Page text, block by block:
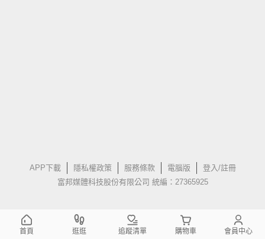
APP下載 隱私權政策 服務條款 電腦版
登入/註冊
富邦媒體科技股份有限公司 統編：27365925
首頁 逛逛 追蹤清單 購物車 會員中心